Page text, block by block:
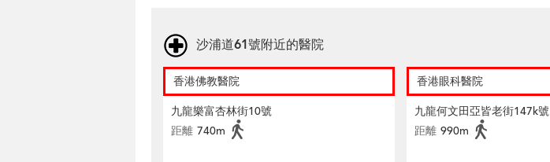
沙浦道61號附近的醫院
香港佛教醫院
九龍樂富杏林街10號
距離 740m
香港眼科醫院
九龍何文田亞皆老街147k號
距離 990m